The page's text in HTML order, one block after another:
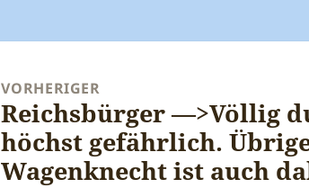
VORHERIGER
Vorheriger
Beitrag:
Reichsbürger —>Völlig
höchst gefährlich.
Wagenknecht ist auch